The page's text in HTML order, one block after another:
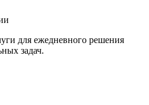
для ежедневного решения
задач.